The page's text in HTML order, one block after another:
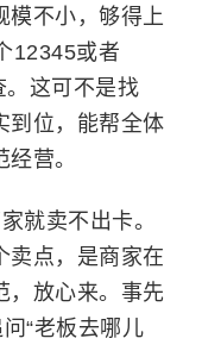
模不小，够得上
12345或者
。这可不是找
到位，能帮全体
营。
就卖不出卡。
卖点，是商家在
，放心来。事先
“老板去哪儿